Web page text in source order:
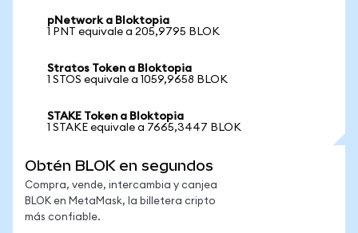
pNetwork a Bloktopia
1 PNT equivale a 205,9795 BLOK
Stratos Token a Bloktopia
1 STOS equivale a 1059,9658 BLOK
STAKE Token a Bloktopia
1 STAKE equivale a 7665,3447 BLOK
Obtén BLOK en segundos
Compra, vende, intercambia y canjea
BLOK en MetaMask, la billetera cripto
más confiable.